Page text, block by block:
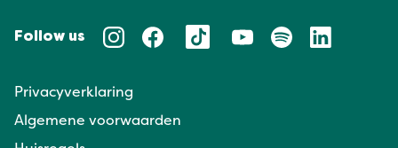
Follow us
Privacyverklaring
Algemene voorwaarden